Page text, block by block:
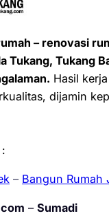
– renovasi
Tukang, Tukang
Hasil
dijamin
– Bangun Rumah
– Sumadi